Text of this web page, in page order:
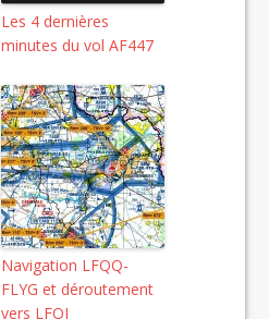
Les 4 dernières
minutes du vol AF447
Navigation LFQQ-
FLYG et déroutement
vers LFQJ